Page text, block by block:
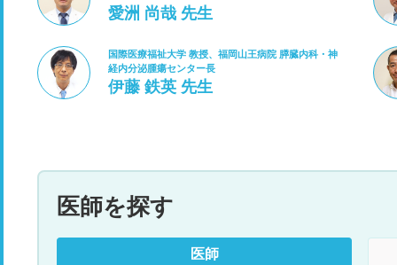
愛洲 尚哉 先生
国際医療福祉大学 教授、福岡山王病院 膵臓内科・神
経内分泌腫瘍センター長
伊藤 鉄英 先生
医師を探す
医師